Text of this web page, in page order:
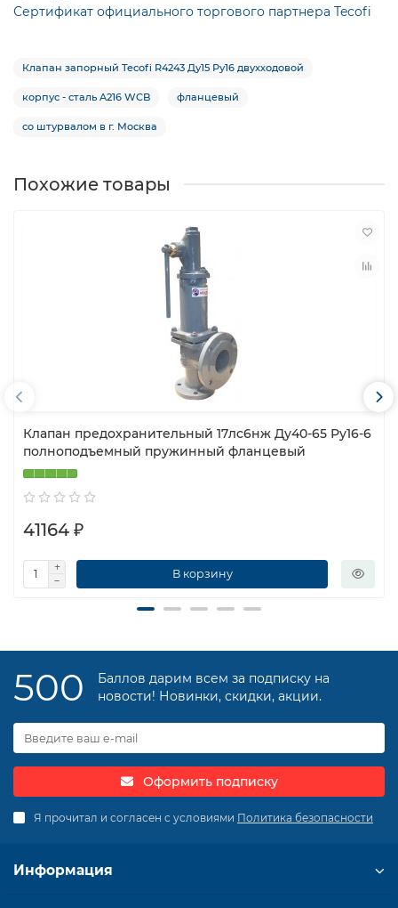
Сертификат официального торгового партнера Tecofi
Клапан запорный Tecofi R4243 Ду15 Ру16 двухходовой
корпус - сталь A216 WCB фланцевый
со штурвалом в г. Москва
Похожие товары
Клапан предохранительный 17лс6нж Ду40-65 Ру16-6
полноподъемный пружинный фланцевый
41164 ₽
В корзину
500
Баллов дарим всем за подписку на
новости! Новинки, скидки, акции.
Оформить подписку
Я прочитал и согласен с условиями Политика безопасности
Информация